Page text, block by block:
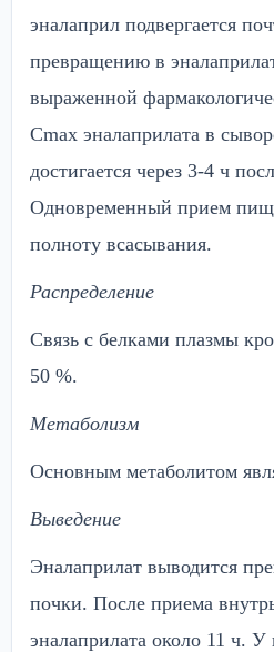
эналаприл подвергается
превращению в
выраженной
Сmax эналаприлата в
достигается через 3-4 ч
Одновременный прием
полноту всасывания.
Распределение
Связь с белками плазмы
50 %.
Метаболизм
Основным метаболитом
Выведение
Эналаприлат выводится
почки. После приема
эналаприлата около 11 ч. У